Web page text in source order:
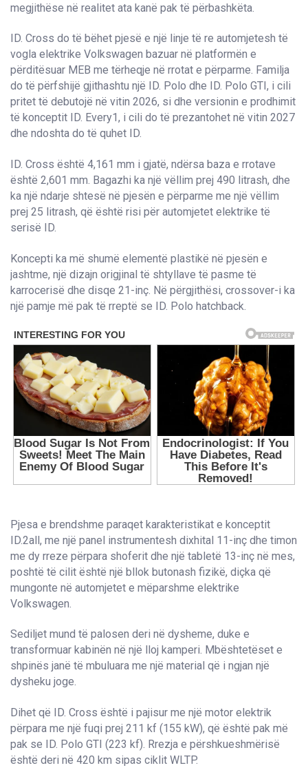
megjithëse në realitet ata kanë pak të përbashkëta.
ID. Cross do të bëhet pjesë e një linje të re automjetesh të
vogla elektrike Volkswagen bazuar në platformën e
përditësuar MEB me tërheqje në rrotat e përparme. Familja
do të përfshijë gjithashtu një ID. Polo dhe ID. Polo GTI, i cili
pritet të debutojë në vitin 2026, si dhe versionin e prodhimit
të konceptit ID. Every1, i cili do të prezantohet në vitin 2027
dhe ndoshta do të quhet ID.
ID. Cross është 4,161 mm i gjatë, ndërsa baza e rrotave
është 2,601 mm. Bagazhi ka një vëllim prej 490 litrash, dhe
ka një ndarje shtesë në pjesën e përparme me një vëllim
prej 25 litrash, që është risi për automjetet elektrike të
serisë ID.
Koncepti ka më shumë elementë plastikë në pjesën e
jashtme, një dizajn origjinal të shtyllave të pasme të
karrocerisë dhe disqe 21-inç. Në përgjithësi, crossover-i ka
një pamje më pak të rreptë se ID. Polo hatchback.
Pjesa e brendshme paraqet karakteristikat e konceptit
ID.2all, me një panel instrumentesh dixhital 11-inç dhe timon
me dy rreze përpara shoferit dhe një tabletë 13-inç në mes,
poshtë të cilit është një bllok butonash fizikë, diçka që
mungonte në automjetet e mëparshme elektrike
Volkswagen.
Sediljet mund të palosen deri në dysheme, duke e
transformuar kabinën në një lloj kamperi. Mbështetëset e
shpinës janë të mbuluara me një material që i ngjan një
dysheku joge.
Dihet që ID. Cross është i pajisur me një motor elektrik
përpara me një fuqi prej 211 kf (155 kW), që është pak më
pak se ID. Polo GTI (223 kf). Rrezja e përshkueshmërisë
është deri në 420 km sipas ciklit WLTP.